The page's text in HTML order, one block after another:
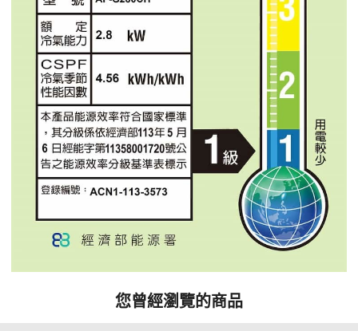
您曾經瀏覽的商品